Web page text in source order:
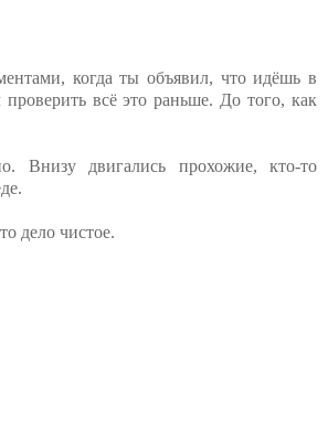
когда ты объявил, что идёшь в
всё это раньше. До того, как
Внизу двигались прохожие, кто-то
дело чистое.